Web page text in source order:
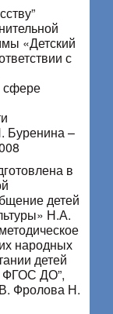
«Детский
с
сфере
Буренина –
в
детей
Н.А.
народных
детей
ФГОС ДО”,
Фролова Н.